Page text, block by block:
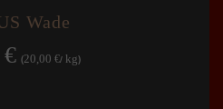
Wade
€ (20,00€/ kg)